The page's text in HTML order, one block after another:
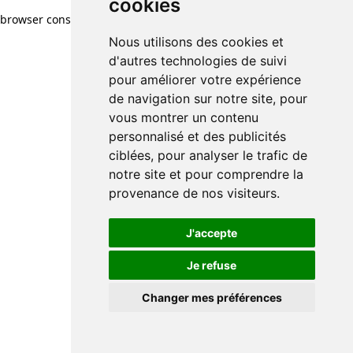
cookies
Nous utilisons des cookies et
d'autres technologies de suivi
pour améliorer votre expérience
de navigation sur notre site, pour
vous montrer un contenu
personnalisé et des publicités
ciblées, pour analyser le trafic de
notre site et pour comprendre la
provenance de nos visiteurs.
J'accepte
Je refuse
Changer mes préférences
browser console for more information)